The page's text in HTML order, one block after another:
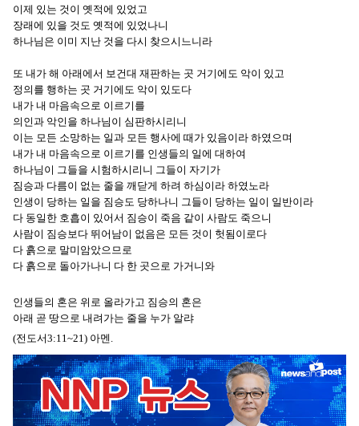
이제 있는 것이 옛적에 있었고
장래에 있을 것도 옛적에 있었나니
하나님은 이미 지난 것을 다시 찾으시느니라
또 내가 해 아래에서 보건대 재판하는 곳 거기에도 악이 있고
정의를 행하는 곳 거기에도 악이 있도다
내가 내 마음속으로 이르기를
의인과 악인을 하나님이 심판하시리니
이는 모든 소망하는 일과 모든 행사에 때가 있음이라 하였으며
내가 내 마음속으로 이르기를 인생들의 일에 대하여
하나님이 그들을 시험하시리니 그들이 자기가
짐승과 다름이 없는 줄을 깨닫게 하려 하심이라 하였노라
인생이 당하는 일을 짐승도 당하나니 그들이 당하는 일이 일반이라
다 동일한 호흡이 있어서 짐승이 죽음 같이 사람도 죽으니
사람이 짐승보다 뛰어남이 없음은 모든 것이 헛됨이로다
다 흙으로 말미암았으므로
다 흙으로 돌아가나니 다 한 곳으로 가거니와
인생들의 혼은 위로 올라가고 짐승의 혼은
아래 곧 땅으로 내려가는 줄을 누가 알랴
(전도서3:11~21) 아멘.